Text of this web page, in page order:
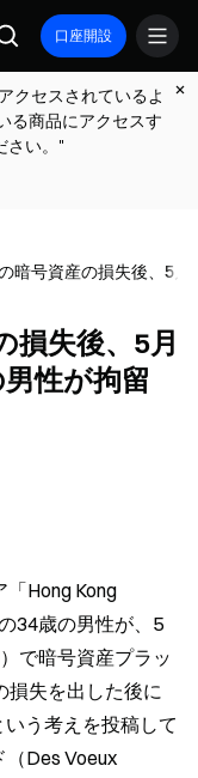
口座開設
クセスされているよ
る商品にアクセスす
さい。"
暗号資産の損失後、5
損失後、5月
性が拘留
Hong Kong
34歳の男性が、5
で暗号資産プラッ
損失を出した後に
う考えを投稿して
Des Voeux